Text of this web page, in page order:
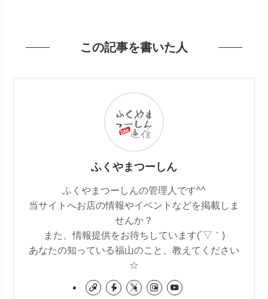
この記事を書いた人
ふくやまつーしん
ふくやまつーしんの管理人です^^
当サイトへお店の情報やイベントなどを掲載しま
せんか？
また、情報提供をお待ちしています(´▽｀)
あなたの知っている福山のこと、教えてください
☆